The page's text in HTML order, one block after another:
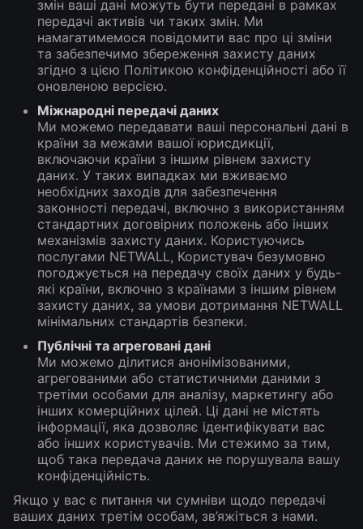
змін ваші дані можуть бути передані в рамках
передачі активів чи таких змін. Ми
намагатимемося повідомити вас про ці зміни
та забезпечимо збереження захисту даних
згідно з цією Політикою конфіденційності або її
оновленою версією.
Міжнародні передачі даних
Ми можемо передавати ваші персональні дані в
країни за межами вашої юрисдикції,
включаючи країни з іншим рівнем захисту
даних. У таких випадках ми вживаємо
необхідних заходів для забезпечення
законності передачі, включно з використанням
стандартних договірних положень або інших
механізмів захисту даних. Користуючись
послугами NETWALL, Користувач безумовно
погоджується на передачу своїх даних у будь-
які країни, включно з країнами з іншим рівнем
захисту даних, за умови дотримання NETWALL
мінімальних стандартів безпеки.
Публічні та агреговані дані
Ми можемо ділитися анонімізованими,
агрегованими або статистичними даними з
третіми особами для аналізу, маркетингу або
інших комерційних цілей. Ці дані не містять
інформації, яка дозволяє ідентифікувати вас
або інших користувачів. Ми стежимо за тим,
щоб така передача даних не порушувала вашу
конфіденційність.
Якщо у вас є питання чи сумніви щодо передачі
ваших даних третім особам, зв’яжіться з нами.